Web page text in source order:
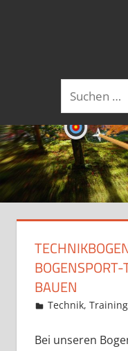
Suchen
nach:
BAUEN
23. August 2018
Martina Berg
Technik,
Bei unseren